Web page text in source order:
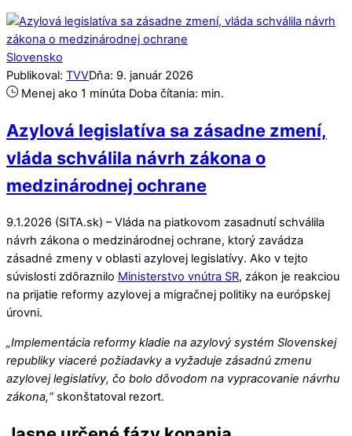
Slovensko
Publikoval: TVVDňa: 9. január 2026
Menej ako 1 minúta Doba čítania: min.
Azylová legislatíva sa zásadne zmení,
vláda schválila návrh zákona o
medzinárodnej ochrane
9.1.2026 (SITA.sk) – Vláda na piatkovom zasadnutí schválila
návrh zákona o medzinárodnej ochrane, ktorý zavádza
zásadné zmeny v oblasti azylovej legislatívy. Ako v tejto
súvislosti zdôraznilo Ministerstvo vnútra SR, zákon je reakciou
na prijatie reformy azylovej a migračnej politiky na európskej
úrovni.
„Implementácia reformy kladie na azylový systém Slovenskej
republiky viaceré požiadavky a vyžaduje zásadnú zmenu
azylovej legislatívy, čo bolo dôvodom na vypracovanie návrhu
zákona,“skonštatoval rezort.